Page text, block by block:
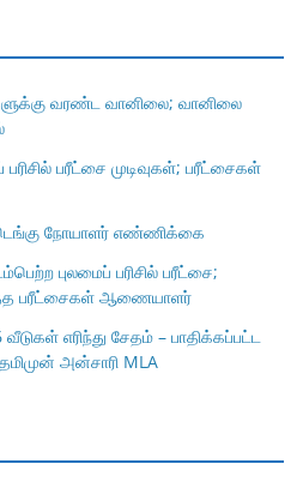
வரண்ட வானிலை; வானிலை
பரீட்சை முடிவுகள்; பரீட்சைகள்
நோயாளர் எண்ணிக்கை
புலமைப் பரிசில் பரீட்சை;
பரீட்சைகள் ஆணையாளர்
எரிந்து சேதம் – பாதிக்கப்பட்ட
அன்சாரி MLA